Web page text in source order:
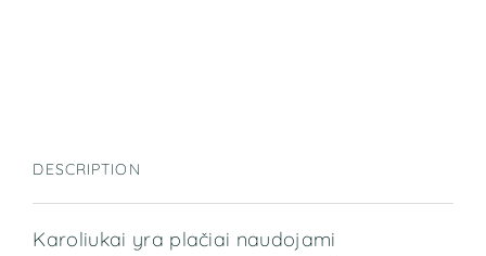
DESCRIPTION
Karoliukai yra plačiai naudojami